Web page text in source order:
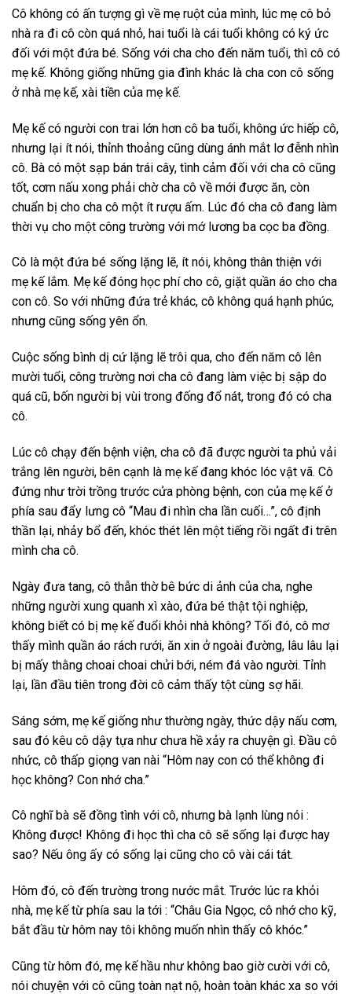
Cô không có ấn tượng gì về mẹ ruột của mình, lúc mẹ cô bỏ
nhà ra đi cô còn quá nhỏ, hai tuổi là cái tuổi không có ký ức
đối với một đứa bé. Sống với cha cho đến năm tuổi, thì cô có
mẹ kế. Không giống những gia đình khác là cha con cô sống
ở nhà mẹ kế, xài tiền của mẹ kế.
Mẹ kế có người con trai lớn hơn cô ba tuổi, không ức hiếp cô,
nhưng lại ít nói, thỉnh thoảng cũng dùng ánh mắt lơ đễnh nhìn
cô. Bà có một sạp bán trái cây, tình cảm đối với cha cô cũng
tốt, cơm nấu xong phải chờ cha cô về mới được ăn, còn
chuẩn bị cho cha cô một ít rượu ấm. Lúc đó cha cô đang làm
thời vụ cho một công trường với mớ lương ba cọc ba đồng.
Cô là một đứa bé sống lặng lẽ, ít nói, không thân thiện với
mẹ kế lắm. Mẹ kế đóng học phí cho cô, giặt quần áo cho cha
con cô. So với những đứa trẻ khác, cô không quá hạnh phúc,
nhưng cũng sống yên ổn.
Cuộc sống bình dị cứ lặng lẽ trôi qua, cho đến năm cô lên
mười tuổi, công trường nơi cha cô đang làm việc bị sập do
quá cũ, bốn người bị vùi trong đống đổ nát, trong đó có cha
cô.
Lúc cô chạy đến bệnh viện, cha cô đã được người ta phủ vải
trắng lên người, bên cạnh là mẹ kế đang khóc lóc vật vã. Cô
đứng như trời trồng trước cửa phòng bệnh, con của mẹ kế ở
phía sau đẩy lưng cô “Mau đi nhìn cha lần cuối…”, cô định
thần lại, nhảy bổ đến, khóc thét lên một tiếng rồi ngất đi trên
mình cha cô.
Ngày đưa tang, cô thẫn thờ bê bức di ảnh của cha, nghe
những người xung quanh xì xào, đứa bé thật tội nghiệp,
không biết có bị mẹ kế đuổi khỏi nhà không? Tối đó, cô mơ
thấy mình quần áo rách rưới, ăn xin ở ngoài đường, lâu lâu lại
bị mấy thằng choai choai chửi bới, ném đá vào người. Tỉnh
lại, lần đầu tiên trong đời cô cảm thấy tột cùng sợ hãi.
Sáng sớm, mẹ kế giống như thường ngày, thức dậy nấu cơm,
sau đó kêu cô dậy tựa như chưa hề xảy ra chuyện gì. Đầu cô
nhức, cô thấp giọng van nài “Hôm nay con có thể không đi
học không? Con nhớ cha.”
Cô nghĩ bà sẽ đồng tình với cô, nhưng bà lạnh lùng nói :
Không được! Không đi học thì cha cô sẽ sống lại được hay
sao? Nếu ông ấy có sống lại cũng cho cô vài cái tát.
Hôm đó, cô đến trường trong nước mắt. Trước lúc ra khỏi
nhà, mẹ kế từ phía sau la tới : “Châu Gia Ngọc, cô nhớ cho kỹ,
bắt đầu từ hôm nay tôi không muốn nhìn thấy cô khóc.”
Cũng từ hôm đó, mẹ kế hầu như không bao giờ cười với cô,
nói chuyện với cô cũng toàn nạt nộ, hoàn toàn khác xa so với